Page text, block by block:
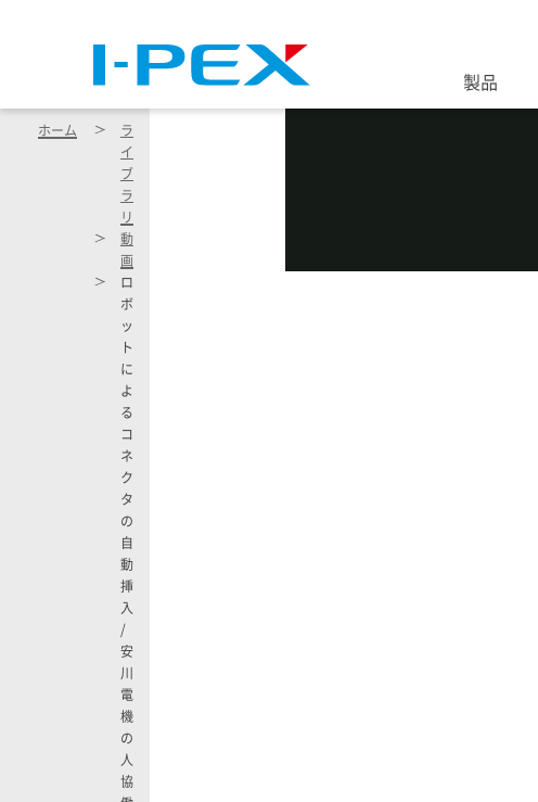
製品
ホーム
ラ
イ
ブ
ラ
リ
動
画
ロ
ボ
ッ
ト
に
よ
る
コ
ネ
ク
タ
の
自
動
挿
入
/
安
川
電
機
の
人
協